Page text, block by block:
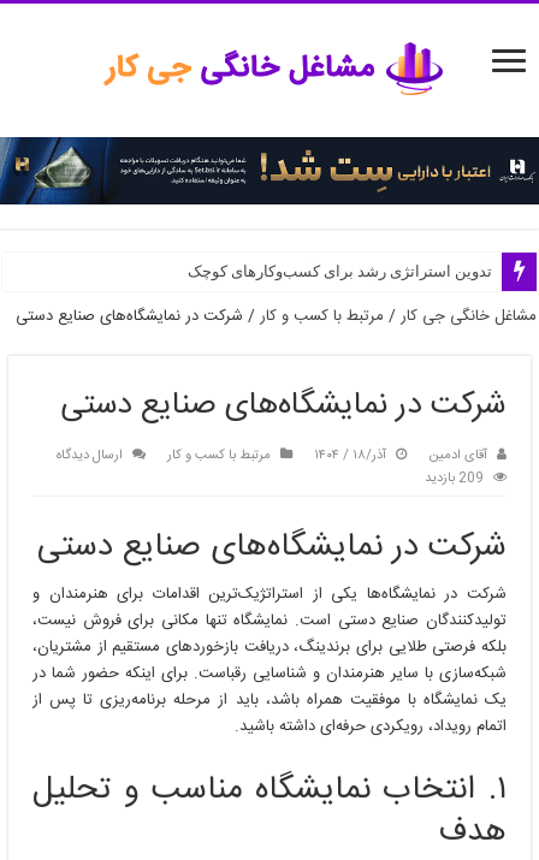
تدوین استراتژی رشد برای کسب‌وکارهای کوچک
مشاغل خانگی جی کار/ مرتبط با کسب و کار/ شرکت در نمایشگاه‌های صنایع دستی
شرکت در نمایشگاه‌های صنایع دستی
آقای ادمین آذر/۱۸ / ۱۴۰۴ مرتبط با کسب و کار
ارسال دیدگاه
209 بازدید
شرکت در نمایشگاه‌های صنایع دستی
شرکت در نمایشگاه‌ها یکی از استراتژیک‌ترین اقدامات برای هنرمندان و
تولیدکنندگان صنایع دستی است. نمایشگاه تنها مکانی برای فروش نیست،
بلکه فرصتی طلایی برای برندینگ، دریافت بازخوردهای مستقیم از مشتریان،
شبکه‌سازی با سایر هنرمندان و شناسایی رقباست. برای اینکه حضور شما در
یک نمایشگاه با موفقیت همراه باشد، باید از مرحله برنامه‌ریزی تا پس از
اتمام رویداد، رویکردی حرفه‌ای داشته باشید.
۱. انتخاب نمایشگاه مناسب و تحلیل
هدف